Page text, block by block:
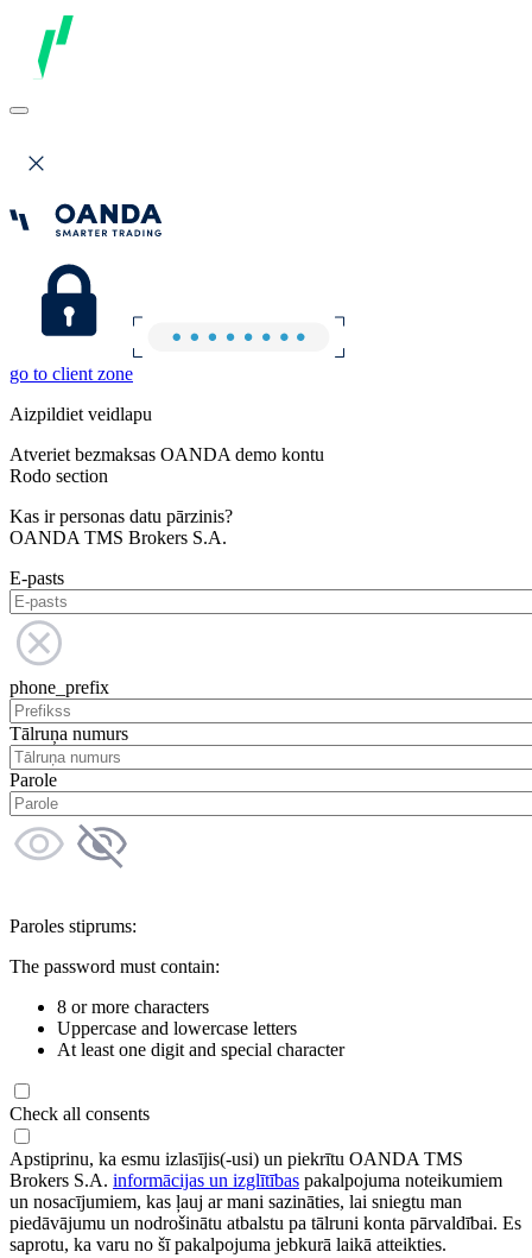
go to client zone
Aizpildiet veidlapu
Atveriet bezmaksas OANDA demo kontu
Rodo section
Kas ir personas datu pārzinis?
OANDA TMS Brokers S.A.
E-pasts
phone_prefix
Tālruņa numurs
Parole
Paroles stiprums:
The password must contain:
8 or more characters
Uppercase and lowercase letters
At least one digit and special character
Check all consents
Apstiprinu, ka esmu izlasījis(-usi) un piekrītu OANDA TMS
Brokers S.A. informācijas un izglītības pakalpojuma noteikumiem
un nosacījumiem, kas ļauj ar mani sazināties, lai sniegtu man
piedāvājumu un nodrošinātu atbalstu pa tālruni konta pārvaldībai. Es
saprotu, ka varu no šī pakalpojuma jebkurā laikā atteikties.